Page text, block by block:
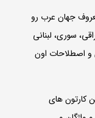
جهان عرب رو
سوری، لبنانی
اصطلاحات اون
کارتون­ های